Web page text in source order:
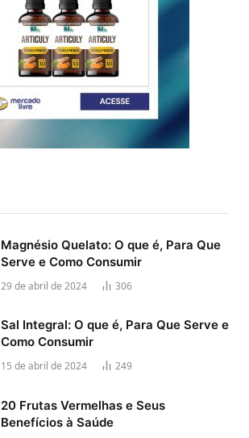
Magnésio Quelato: O que é, Para Que
Serve e Como Consumir
29 de abril de 2024 306
Sal Integral: O que é, Para Que Serve e
Como Consumir
15 de abril de 2024 249
20 Frutas Vermelhas e Seus
Benefícios à Saúde